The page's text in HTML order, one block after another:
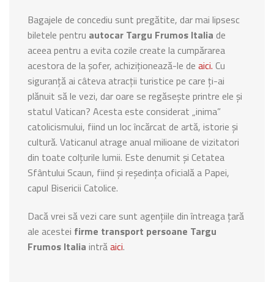
Bagajele de concediu sunt pregătite, dar mai lipsesc
biletele pentru autocar Targu Frumos Italia de
aceea pentru a evita cozile create la cumpărarea
acestora de la șofer, achiziționează-le de aici. Cu
siguranță ai câteva atracții turistice pe care ți-ai
plănuit să le vezi, dar oare se regăsește printre ele și
statul Vatican? Acesta este considerat „inima”
catolicismului, fiind un loc încărcat de artă, istorie și
cultură. Vaticanul atrage anual milioane de vizitatori
din toate colțurile lumii. Este denumit și Cetatea
Sfântului Scaun, fiind și reședința oficială a Papei,
capul Bisericii Catolice.
Dacă vrei să vezi care sunt agențiile din întreaga țară
ale acestei firme transport persoane Targu
Frumos Italia intrăaici.